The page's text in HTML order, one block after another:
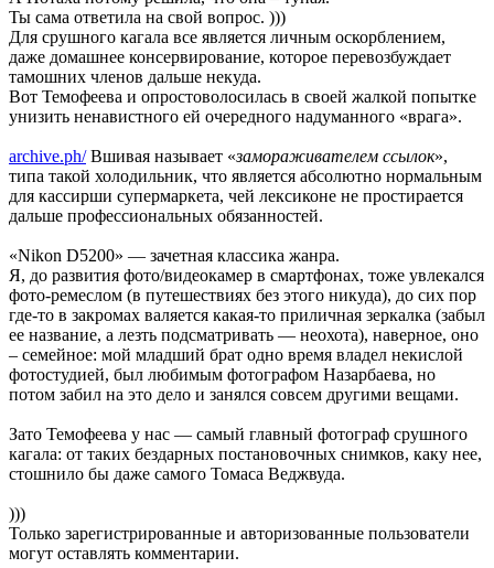
Ты сама ответила на свой вопрос. )))
Для срушного кагала все является личным оскорблением,
даже домашнее консервирование, которое перевозбуждает
тамошних членов дальше некуда.
Вот Темофеева и опростоволосилась в своей жалкой попытке
унизить ненавистного ей очередного надуманного «врага».
archive.ph/Вшивая называет «замораживателем ссылок»,
типа такой холодильник, что является абсолютно нормальным
для кассирши супермаркета, чей лексиконе не простирается
дальше профессиональных обязанностей.
«Nikon D5200» — зачетная классика жанра.
Я, до развития фото/видеокамер в смартфонах, тоже увлекался
фото-ремеслом (в путешествиях без этого никуда), до сих пор
где-то в закромах валяется какая-то приличная зеркалка (забыл
ее название, а лезть подсматривать — неохота), наверное, оно
– семейное: мой младший брат одно время владел некислой
фотостудией, был любимым фотографом Назарбаева, но
потом забил на это дело и занялся совсем другими вещами.
Зато Темофеева у нас — самый главный фотограф срушного
кагала: от таких бездарных постановочных снимков, каку нее,
стошнило бы даже самого Томаса Веджвуда.
)))
Только зарегистрированные и авторизованные пользователи
могут оставлять комментарии.